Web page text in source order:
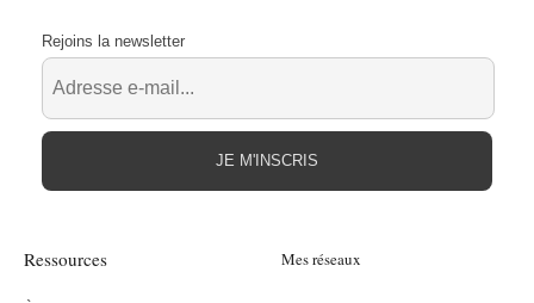
Ressources Mes réseaux
Rejoins la newsletter
JE M'INSCRIS